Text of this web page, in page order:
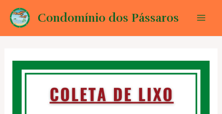
para
Condomínio dos Pássaros